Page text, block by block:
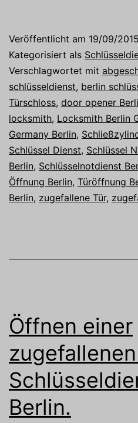
Veröffentlicht am 19/09/2015
Kategorisiert als
Verschlagwortet mit
schlüsseldienst, berlin
Türschloss, door opener
locksmith, Locksmith Berlin
Germany Berlin,
Schlüssel Dienst, Schlüssel
Berlin, Schlüsselnotdienst
Öffnung Berlin, Türöffnung
Berlin, zugefallene Tür,
Öffnen einer
Berlin.